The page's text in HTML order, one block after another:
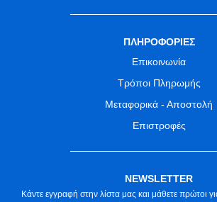
ΠΛΗΡΟΦΟΡΙΕΣ
Επικοινωνία
Τρόποι Πληρωμής
Μεταφορικά - Αποστολή
Επιστροφές
NEWSLETTER
Κάντε εγγραφή στην λίστα μας και μάθετε πρώτοι